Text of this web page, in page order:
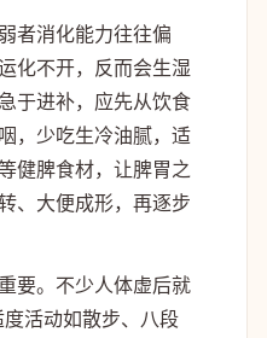
者消化能力往往偏
化不开，反而会生湿
于进补，应先从饮食
，少吃生冷油腻，适
健脾食材，让脾胃之
、大便成形，再逐步
要。不少人体虚后就
活动如散步、八段